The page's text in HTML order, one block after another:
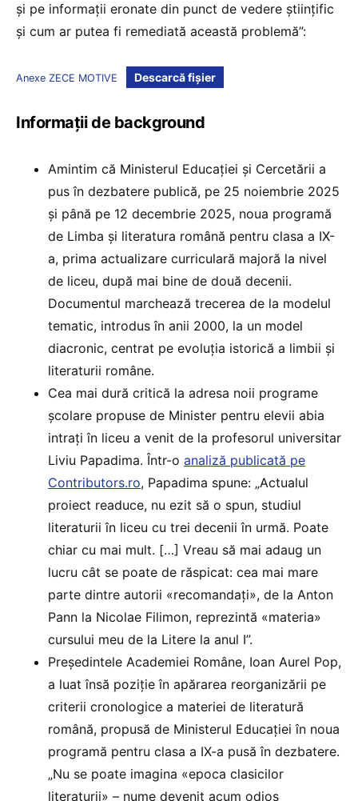
și pe informații eronate din punct de vedere științific
și cum ar putea fi remediată această problemă”:
Anexe ZECE MOTIVE Descarcă fișier
Informații de background
Amintim că Ministerul Educației și Cercetării a
pus în dezbatere publică, pe 25 noiembrie 2025
și până pe 12 decembrie 2025, noua programă
de Limba și literatura română pentru clasa a IX-
a, prima actualizare curriculară majoră la nivel
de liceu, după mai bine de două decenii.
Documentul marchează trecerea de la modelul
tematic, introdus în anii 2000, la un model
diacronic, centrat pe evoluția istorică a limbii și
literaturii române.
Cea mai dură critică la adresa noii programe
școlare propuse de Minister pentru elevii abia
intrați în liceu a venit de la profesorul universitar
Liviu Papadima. Într-o analiză publicată pe
Contributors.ro, Papadima spune: „Actualul
proiect readuce, nu ezit să o spun, studiul
literaturii în liceu cu trei decenii în urmă. Poate
chiar cu mai mult. […] Vreau să mai adaug un
lucru cât se poate de răspicat: cea mai mare
parte dintre autorii «recomandați», de la Anton
Pann la Nicolae Filimon, reprezintă «materia»
cursului meu de la Litere la anul I”.
Președintele Academiei Române, Ioan Aurel Pop,
a luat însă poziție în apărarea reorganizării pe
criterii cronologice a materiei de literatură
română, propusă de Ministerul Educației în noua
programă pentru clasa a IX-a pusă în dezbatere.
„Nu se poate imagina «epoca clasicilor
literaturii» – nume devenit acum odios